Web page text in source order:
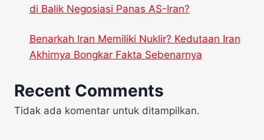
di Balik Negosiasi Panas AS-Iran?
Benarkah Iran Memiliki Nuklir? Kedutaan Iran
Akhirnya Bongkar Fakta Sebenarnya
Recent Comments
Tidak ada komentar untuk ditampilkan.